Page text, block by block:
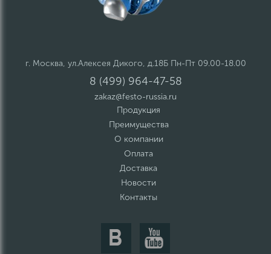
г. Москва, ул.Алексея Дикого, д.18Б Пн-Пт 09.00-18.00
8 (499) 964-47-58
zakaz@festo-russia.ru
Продукция
Преимущества
О компании
Оплата
Доставка
Новости
Контакты